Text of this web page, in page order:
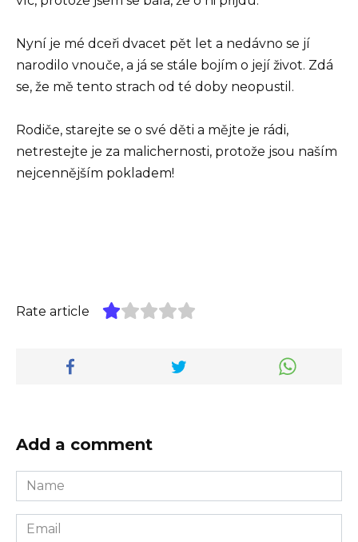
Nyní je mé dceři dvacet pět let a nedávno se jí
narodilo vnouče, a já se stále bojím o její život. Zdá
se, že mě tento strach od té doby neopustil.
Rodiče, starejte se o své děti a mějte je rádi,
netrestejte je za malichernosti, protože jsou naším
nejcennějším pokladem!
Rate article
Add a comment
Name
*
Email